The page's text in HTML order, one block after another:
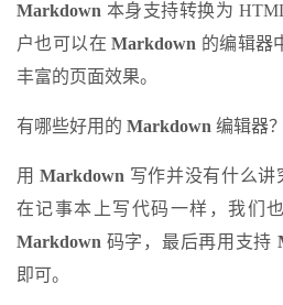
Markdown 本身支持转换为
户也可以在Markdown 的编辑器
丰富的页面效果。
有哪些好用的 Markdown 编辑器？
用Markdown 写作并没有什么讲
在记事本上写代码一样，我们
Markdown 码字，最后再用支持
即可。